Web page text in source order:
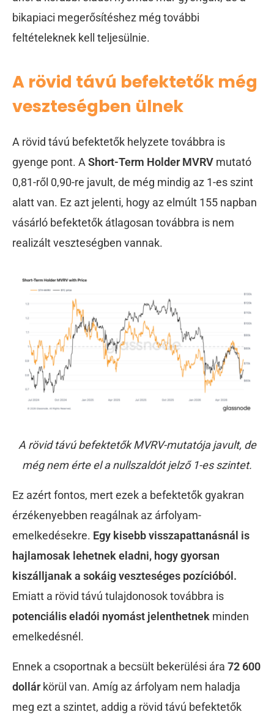
bikapiaci megerősítéshez még további
feltételeknek kell teljesülnie.
A rövid távú befektetők még
veszteségben ülnek
A rövid távú befektetők helyzete továbbra is
gyenge pont. A Short-Term Holder MVRV mutató
0,81-ről 0,90-re javult, de még mindig az 1-es szint
alatt van. Ez azt jelenti, hogy az elmúlt 155 napban
vásárló befektetők átlagosan továbbra is nem
realizált veszteségben vannak.
A rövid távú befektetők MVRV-mutatója javult, de
még nem érte el a nullszaldót jelző 1-es szintet.
Ez azért fontos, mert ezek a befektetők gyakran
érzékenyebben reagálnak az árfolyam-
emelkedésekre. Egy kisebb visszapattanásnál is
hajlamosak lehetnek eladni, hogy gyorsan
kiszálljanak a sokáig veszteséges pozícióból.
Emiatt a rövid távú tulajdonosok továbbra is
potenciális eladói nyomást jelenthetnek minden
emelkedésnél.
Ennek a csoportnak a becsült bekerülési ára 72 600
dollárkörül van. Amíg az árfolyam nem haladja
meg ezt a szintet, addig a rövid távú befektetők